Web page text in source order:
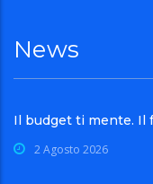
News
Il budget ti mente. Il
2 Agosto 2026